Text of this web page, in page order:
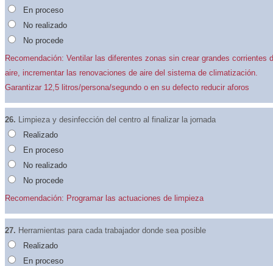
En proceso
No realizado
No procede
Recomendación: Ventilar las diferentes zonas sin crear grandes corrientes
aire, incrementar las renovaciones de aire del sistema de climatización.
Garantizar 12,5 litros/persona/segundo o en su defecto reducir aforos
26. Limpieza y desinfección del centro al finalizar la jornada
Realizado
En proceso
No realizado
No procede
Recomendación: Programar las actuaciones de limpieza
27. Herramientas para cada trabajador donde sea posible
Realizado
En proceso